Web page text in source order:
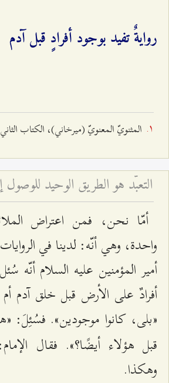
روايةٌ تفيد بوجود أفرادٍ قبل آدم
المثنويّ المعنويّ (ميرخاني)، الكتاب
أمّا نحن، فمن اعتراض
واحدة، وهي أنّه: لدينا في
أمير المؤمنين عليه السلام
أفرادٌ على الأرض قبل خلق آدم أم
«بلى، كانوا موجودين». فسُئِلَ:
قبل هؤلاء أيضًا؟». فقال
وهكذا.